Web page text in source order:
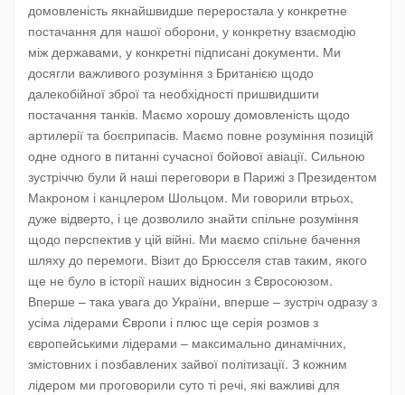
домовленість якнайшвидше переростала у конкретне
постачання для нашої оборони, у конкретну взаємодію
між державами, у конкретні підписані документи. Ми
досягли важливого розуміння з Британією щодо
далекобійної зброї та необхідності пришвидшити
постачання танків. Маємо хорошу домовленість щодо
артилерії та боєприпасів. Маємо повне розуміння позицій
одне одного в питанні сучасної бойової авіації. Сильною
зустріччю були й наші переговори в Парижі з Президентом
Макроном і канцлером Шольцом. Ми говорили втрьох,
дуже відверто, і це дозволило знайти спільне розуміння
щодо перспектив у цій війні. Ми маємо спільне бачення
шляху до перемоги. Візит до Брюсселя став таким, якого
ще не було в історії наших відносин з Євросоюзом.
Вперше – така увага до України, вперше – зустріч одразу з
усіма лідерами Європи і плюс ще серія розмов з
європейськими лідерами – максимально динамічних,
змістовних і позбавлених зайвої політизації. З кожним
лідером ми проговорили суто ті речі, які важливі для